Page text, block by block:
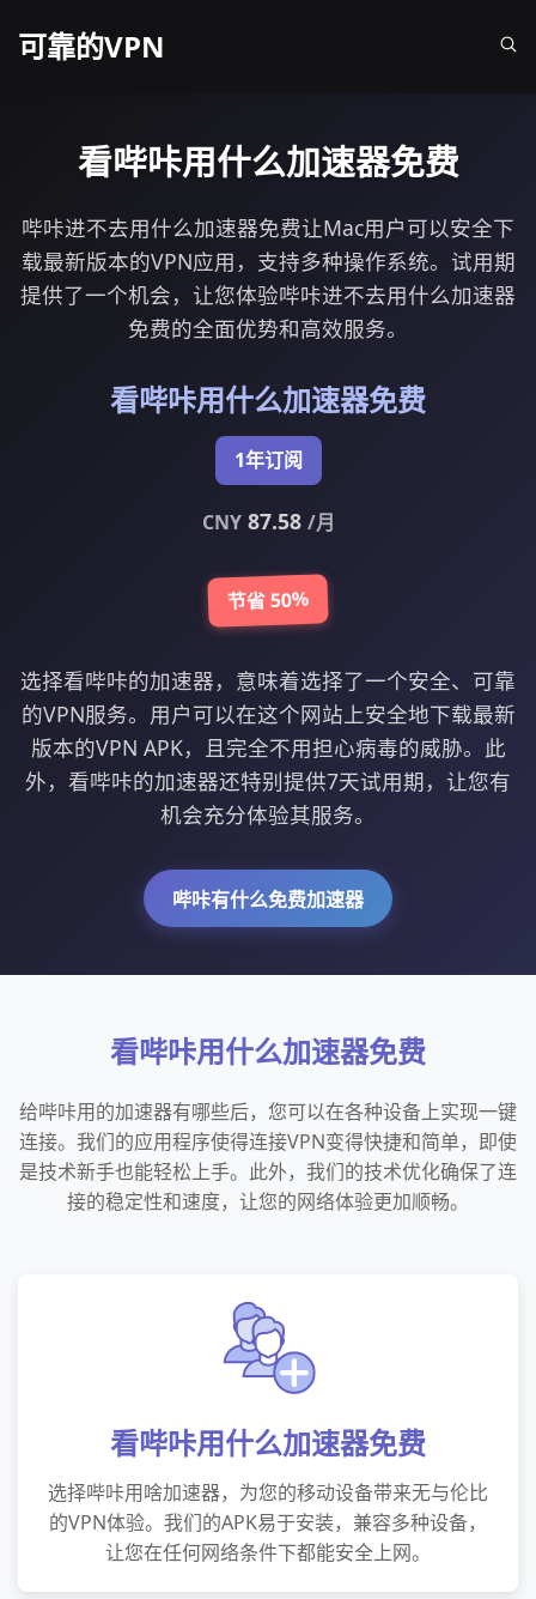
可靠的VPN
看哔咔用什么加速器免费
哔咔进不去用什么加速器免费让Mac用户可以安全下
载最新版本的VPN应用，支持多种操作系统。试用期
提供了一个机会，让您体验哔咔进不去用什么加速器
免费的全面优势和高效服务。
看哔咔用什么加速器免费
1年订阅
CNY87.58 /月
节省 50%
选择看哔咔的加速器，意味着选择了一个安全、可靠
的VPN服务。用户可以在这个网站上安全地下载最新
版本的VPN APK，且完全不用担心病毒的威胁。此
外，看哔咔的加速器还特别提供7天试用期，让您有
机会充分体验其服务。
哔咔有什么免费加速器
看哔咔用什么加速器免费
给哔咔用的加速器有哪些后，您可以在各种设备上实现一键
连接。我们的应用程序使得连接VPN变得快捷和简单，即使
是技术新手也能轻松上手。此外，我们的技术优化确保了连
接的稳定性和速度，让您的网络体验更加顺畅。
看哔咔用什么加速器免费
选择哔咔用啥加速器，为您的移动设备带来无与伦比
的VPN体验。我们的APK易于安装，兼容多种设备，
让您在任何网络条件下都能安全上网。